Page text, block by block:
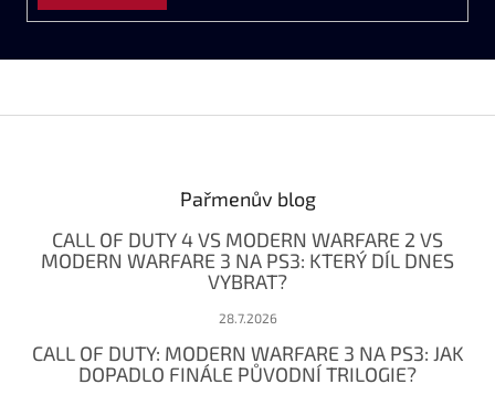
Pařmenův blog
CALL OF DUTY 4 VS MODERN WARFARE 2 VS
MODERN WARFARE 3 NA PS3: KTERÝ DÍL DNES
VYBRAT?
28.7.2026
CALL OF DUTY: MODERN WARFARE 3 NA PS3: JAK
DOPADLO FINÁLE PŮVODNÍ TRILOGIE?